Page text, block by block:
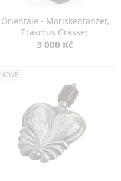
Orientale - Moriskentänzer,
Erasmus Grasser
3 000 Kč
NOVÉ